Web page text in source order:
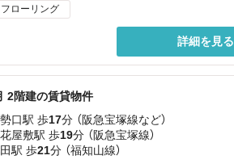
フローリング
詳細を見る
2階建の賃貸物件
口駅 歩17分 （阪急宝塚線など）
屋敷駅 歩19分 （阪急宝塚線）
駅 歩21分 （福知山線）